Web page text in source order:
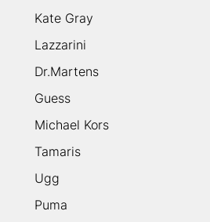
Kate Gray
Lazzarini
Dr.Martens
Guess
Michael Kors
Tamaris
Ugg
Puma